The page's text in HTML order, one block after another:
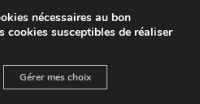
nécessaires au bon
cookies susceptibles de réaliser
Gérer mes choix